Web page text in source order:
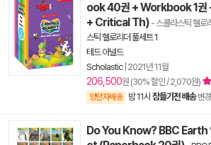
ook 40권 + Workbook 1권
+ Critical Th) - 스콜라스틱 헬로
스틱 헬로리더 풀세트 1
테드 아널드
Scholastic| 2021년 11월
206,500원 (30% 할인 / 2,070원)
양탄자배송 밤 11시 잠들기전 배송 변경
Do You Know? BBC Earth